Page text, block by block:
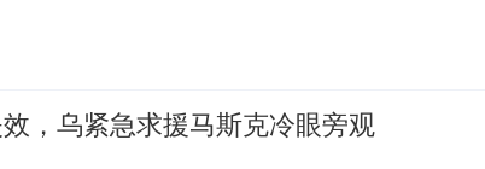
，乌紧急求援马斯克冷眼旁观